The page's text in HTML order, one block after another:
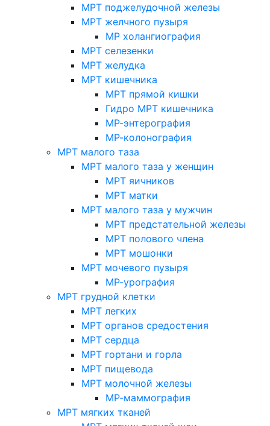
МРТ поджелудочной железы
МРТ желчного пузыря
МР холангиография
МРТ селезенки
МРТ желудка
МРТ кишечника
МРТ прямой кишки
Гидро МРТ кишечника
МР-энтерография
МР-колонография
МРТ малого таза
МРТ малого таза у женщин
МРТ яичников
МРТ матки
МРТ малого таза у мужчин
МРТ предстательной железы
МРТ полового члена
МРТ мошонки
МРТ мочевого пузыря
МР-урография
МРТ грудной клетки
МРТ легких
МРТ органов средостения
МРТ сердца
МРТ гортани и горла
МРТ пищевода
МРТ молочной железы
МР-маммография
МРТ мягких тканей